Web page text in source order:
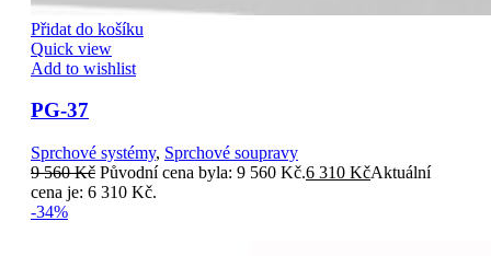
Přidat do košíku
Quick view
Add to wishlist
PG-37
Sprchové systémy, Sprchové soupravy
9 560Kč Původní cena byla: 9 560 Kč.6 310 KčAktuální
cena je: 6 310 Kč.
-34%